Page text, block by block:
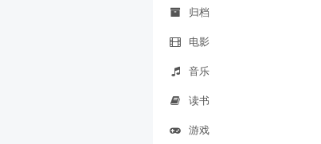
归档
电影
音乐
读书
游戏